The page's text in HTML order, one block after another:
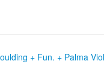
+ Fun. + Palma